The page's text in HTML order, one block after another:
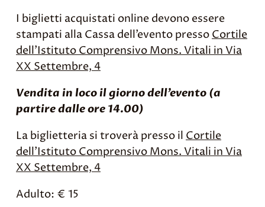
I biglietti acquistati online devono essere
stampati alla Cassa dell’evento pressoCortile
dell’Istituto Comprensivo Mons. Vitali in Via
XX Settembre, 4
Vendita in loco il giorno dell’evento (a
partire dalle ore 14.00)
La biglietteria si troverà presso il Cortile
dell’Istituto Comprensivo Mons. Vitali in Via
XX Settembre, 4
Adulto: € 15